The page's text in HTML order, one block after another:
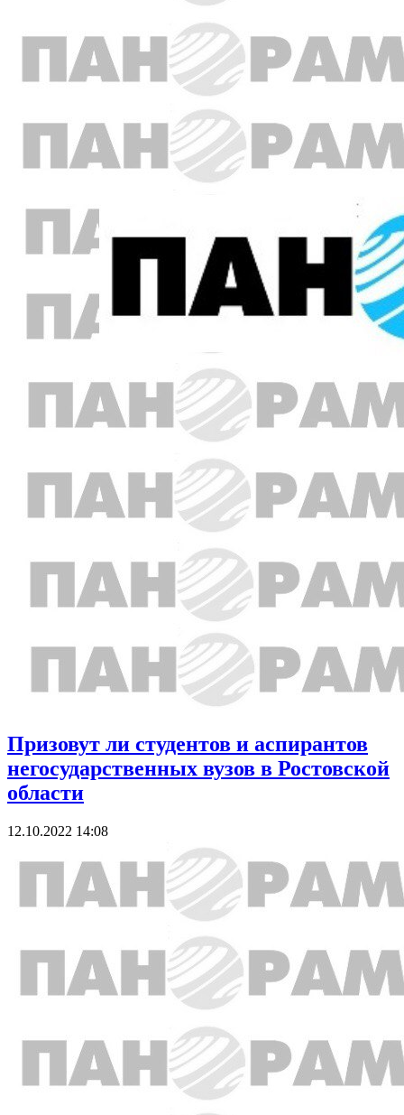
Призовут ли студентов и аспирантов
негосударственных вузов в Ростовской
области
12.10.2022 14:08